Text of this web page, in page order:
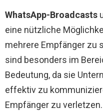
WhatsApp-Broadcasts
eine nützliche
mehrere Empfänger zu
sind besonders im
Bedeutung, da sie
effektiv zu
Empfänger zu verletzen.